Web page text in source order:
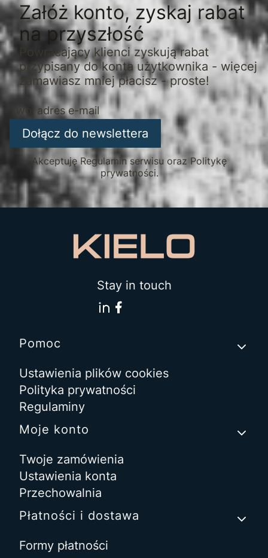
Załóż konto, zyskaj rabat
na przyszłość
Powracający klienci zyskują rabat
przypisany do konta użytkownika - więcej
zamawiasz mniej płacisz - proste!
Twój adres e-mail
Dołącz do newslettera
Akceptuję Regulamin serwisu oraz Politykę
prywatności.
Stay in touch
Linki w stopce
Pomoc
Ustawienia plików cookies
Polityka prywatności
Regulaminy
Moje konto
Twoje zamówienia
Ustawienia konta
Przechowalnia
Płatności i dostawa
Formy płatności